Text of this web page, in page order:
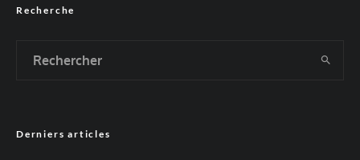
Recherche
Derniers articles